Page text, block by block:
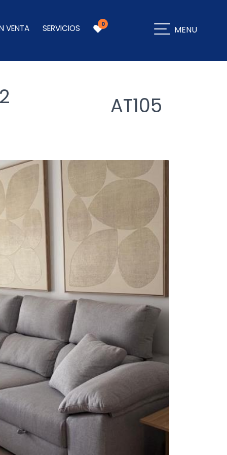
VENTA SERVICIOS 0 MENU
AT105